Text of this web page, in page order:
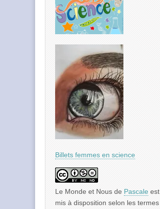
Billets femmes en science
Le Monde et Nous de Pascale est
mis à disposition selon les termes